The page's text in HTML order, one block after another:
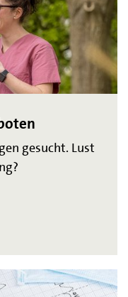
gesucht. Lust